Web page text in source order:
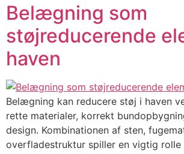
Belægning som
støjreducerende
haven
Belægning kan reducere støj i haven
rette materialer, korrekt
design. Kombinationen af sten,
overfladestruktur spiller en vigtig